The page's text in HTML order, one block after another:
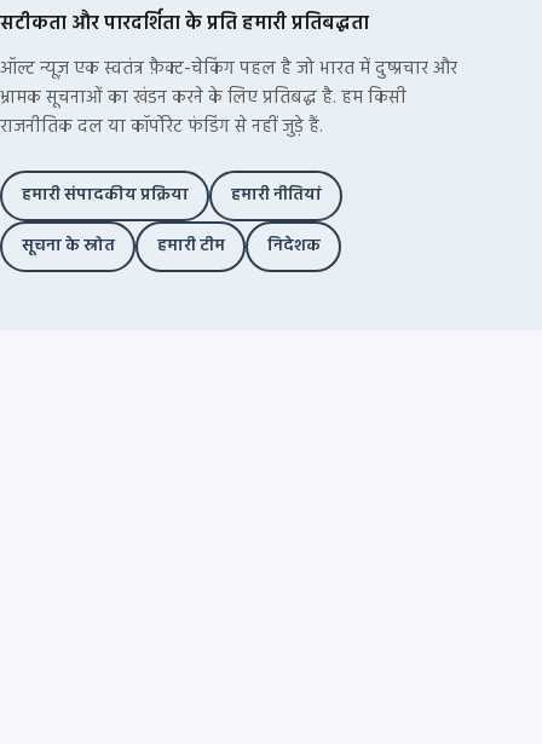
सटीकता और पारदर्शिता के प्रति हमारी प्रतिबद्धता
ऑल्ट न्यूज़ एक स्वतंत्र फ़ैक्ट-चेकिंग पहल है जो भारत में दुष्प्रचार और
भ्रामक सूचनाओं का खंडन करने के लिए प्रतिबद्ध है. हम किसी
राजनीतिक दल या कॉर्पोरेट फंडिंग से नहीं जुड़े हैं.
हमारी संपादकीय प्रक्रिया
हमारी नीतियां
सूचना के स्रोत
हमारी टीम निदेशक